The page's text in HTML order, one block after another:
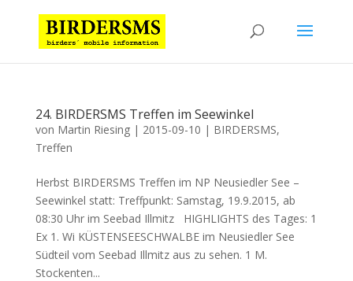
24. BIRDERSMS Treffen im Seewinkel
von Martin Riesing| 2015-09-10 | BIRDERSMS,
Treffen
Herbst BIRDERSMS Treffen im NP Neusiedler See –
Seewinkel statt: Treffpunkt: Samstag, 19.9.2015, ab
08:30 Uhr im Seebad Illmitz HIGHLIGHTS des Tages: 1
Ex 1. Wi KÜSTENSEESCHWALBE im Neusiedler See
Südteil vom Seebad Illmitz aus zu sehen. 1 M.
Stockenten...